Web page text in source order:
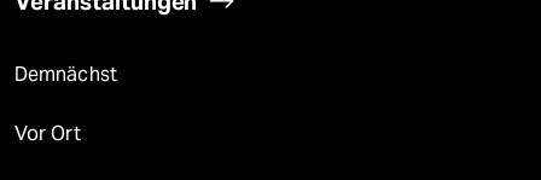
Demnächst
Vor Ort